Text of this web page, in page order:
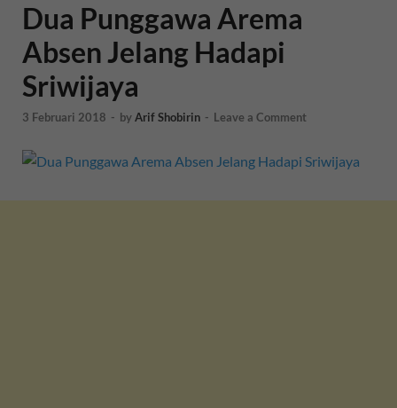
Dua Punggawa Arema
Absen Jelang Hadapi
Sriwijaya
3 Februari 2018 - byArif Shobirin - Leave a Comment